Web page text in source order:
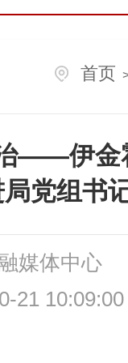
首页
——伊金
党组书
媒体中心
21 10:09:00